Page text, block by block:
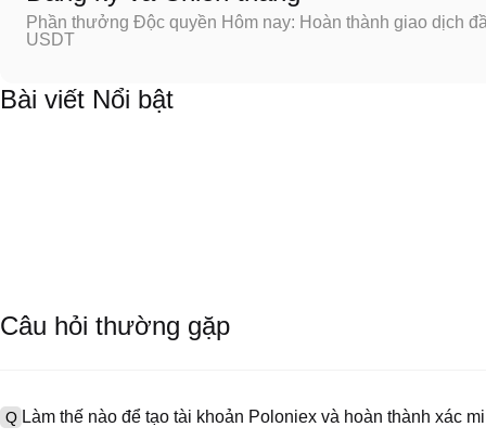
Phần thưởng Độc quyền Hôm nay: Hoàn thành giao dịch
USDT
Bài viết Nổi bật
Câu hỏi thường gặp
Q Làm thế nào để tạo tài khoản Poloniex và hoàn thành xác